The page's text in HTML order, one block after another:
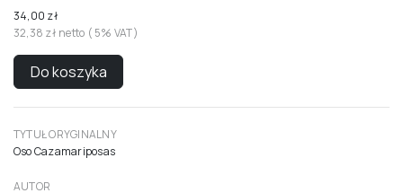
34,00 zł
32,38 zł netto ( 5% VAT)
Do koszyka
TYTUŁ ORYGINALNY
Oso Cazamariposas
AUTOR